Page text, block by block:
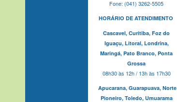
Fone: (041) 3262-5505
HORÁRIO DE ATENDIMENTO
Cascavel, Curitiba, Foz do
Iguaçu, Litoral, Londrina,
Maringá, Pato Branco, Ponta
Grossa
08h30 às 12h / 13h às 17h30
Apucarana, Guarapuava, Norte
Pioneiro, Toledo, Umuarama